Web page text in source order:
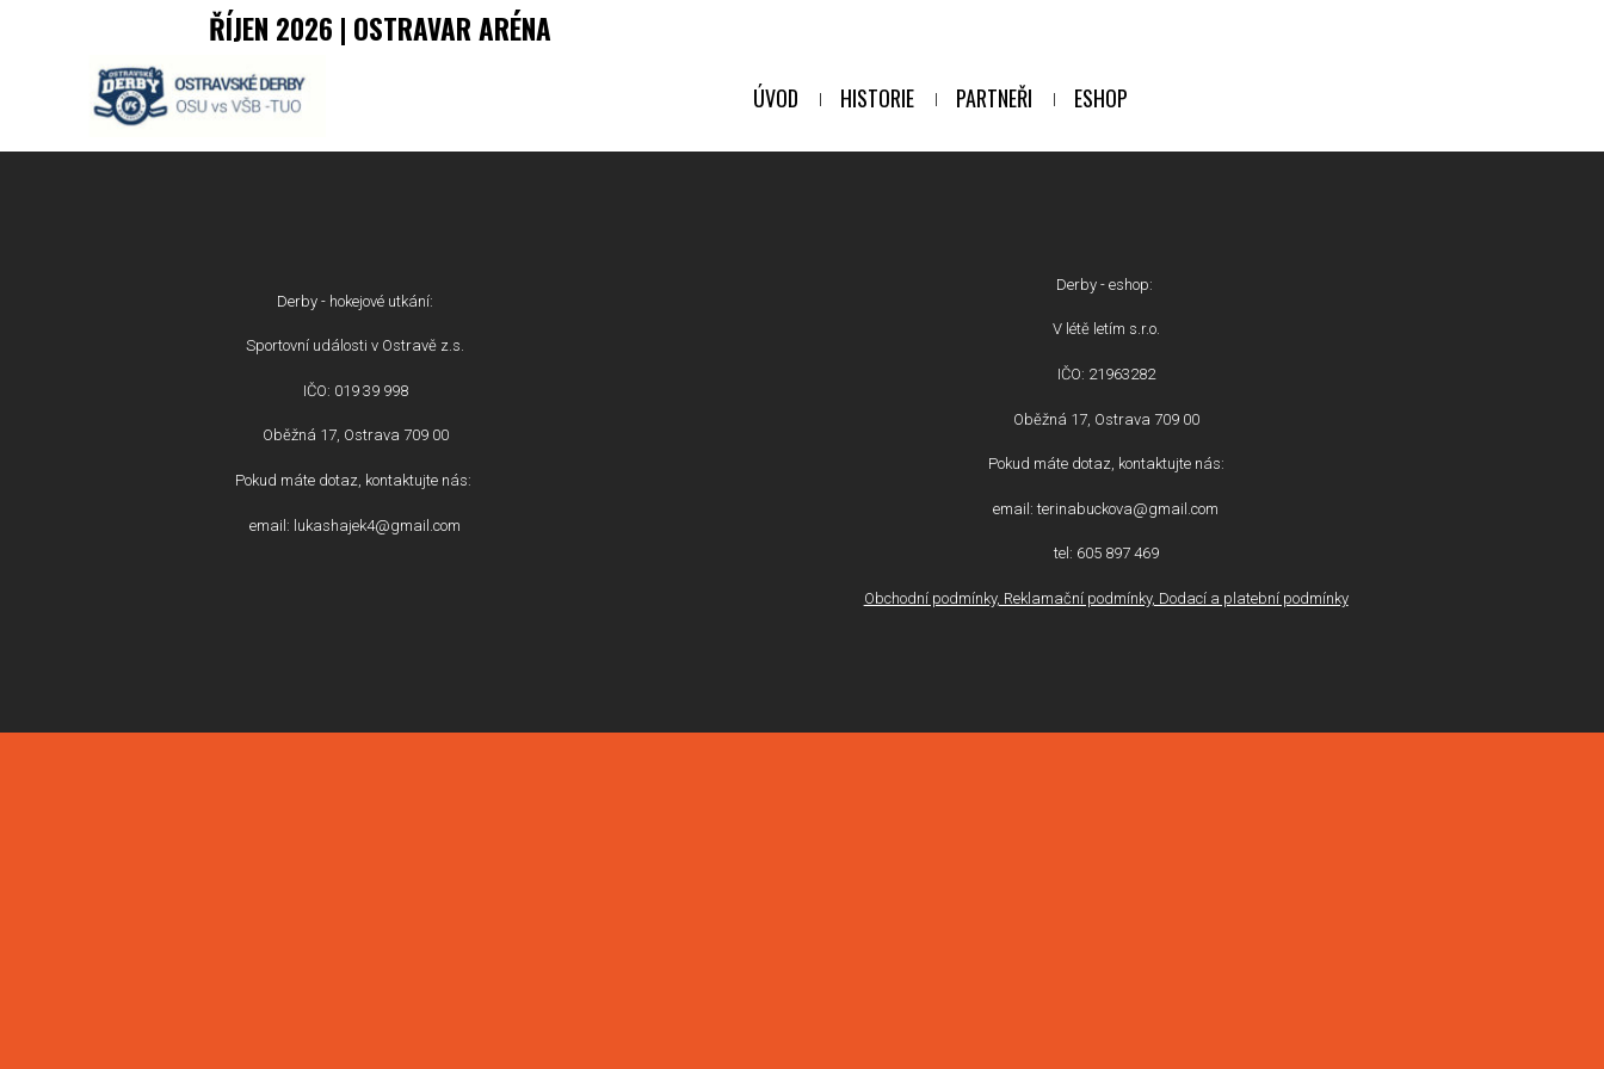
ŘÍJEN 2026 | OSTRAVAR ARÉNA
ÚVOD HISTORIE PARTNEŘI ESHOP
Derby - hokejové utkání:
Sportovní události v Ostravě z.s.
IČO: 019 39 998
Oběžná 17, Ostrava 709 00
Pokud máte dotaz, kontaktujte nás:
email: lukashajek4@gmail.com
Derby - eshop:
V létě letím s.r.o.
IČO: 21963282
Oběžná 17, Ostrava 709 00
Pokud máte dotaz, kontaktujte nás:
email: terinabuckova@gmail.com
tel: 605 897 469
Obchodní podmínky, Reklamační podmínky, Dodací a platební podmínky